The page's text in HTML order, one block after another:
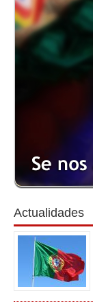
Actualidades